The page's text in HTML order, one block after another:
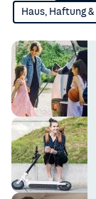
Haus, Haftung